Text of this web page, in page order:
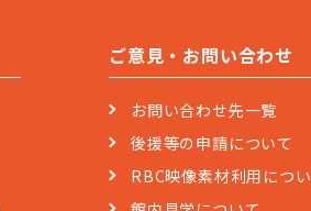
ご意見・お問い合わせ
お問い合わせ先一覧
後援等の申請について
RBC映像素材利用につ